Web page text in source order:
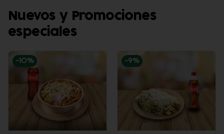
Nuevos y Promociones
especiales
-10% -9%